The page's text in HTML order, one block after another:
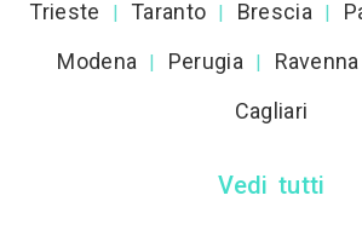
Trieste | Taranto | Brescia |
Modena | Perugia | Ravenna
Cagliari
Vedi tutti